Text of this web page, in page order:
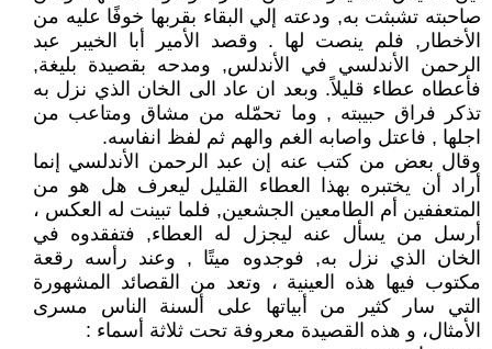
صاحبته تشبثت به, ودعته إلي البقاء بقربها خوفًا عليه من
الأخطار, فلم ينصت لها . وقصد الأمير أبا الخيبر عبد
الرحمن الأندلسي في الأندلس, ومدحه بقصيدة بليغة,
فأعطاه عطاء قليلاً. وبعد ان عاد الى الخان الذي نزل به
تذكر فراق حبيبته , وما تحمّله من مشاق ومتاعب من
اجلها , فاعتل واصابه الغم والهم ثم لفظ انفاسه.
وقال بعض من كتب عنه إن عبد الرحمن الأندلسي إنما
أراد أن يختبره بهذا العطاء القليل ليعرف هل هو من
المتعففين أم الطامعين الجشعين, فلما تبينت له العكس ،
أرسل من يسأل عنه ليجزل له العطاء, فتفقدوه في
الخان الذي نزل به, فوجدوه ميتًا , وعند رأسه رقعة
مكتوب فيها هذه العينية ، وتعد من القصائد المشهورة
التي سار كثير من أبياتها على ألسنة الناس مسرى
الأمثال، و هذه القصيدة معروفة تحت ثلاثة أسماء :